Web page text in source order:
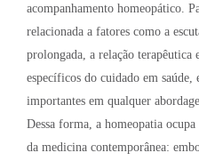
acompanhamento homeopático.
relacionada a fatores como a
prolongada, a relação terapêutica
específicos do cuidado em saúde,
importantes em qualquer
Dessa forma, a homeopatia
da medicina contemporânea: